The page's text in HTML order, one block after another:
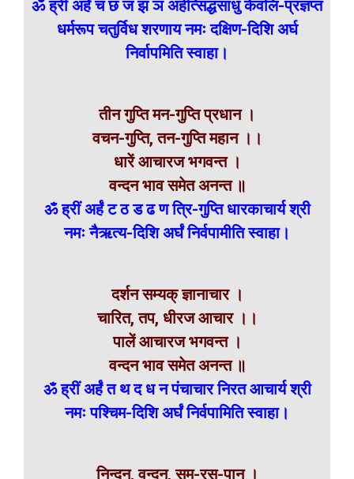
ॐ ह्रीं अर्हं च छ ज झ ञ अर्हत्सिद्धसाधु केवलि-प्रज्ञप्त
धर्मरूप चतुर्विध शरणाय नमः दक्षिण-दिशि अर्घ
निर्वापमिति स्वाहा।
तीन गुप्ति मन-गुप्ति प्रधान ।
वचन-गुप्ति, तन-गुप्ति महान ।।
धारें आचारज भगवन्त ।
वन्दन भाव समेत अनन्त ॥
ॐ ह्रीं अर्हं ट ठ ड ढ ण त्रि-गुप्ति धारकाचार्य श्री
नमः नैऋत्य-दिशि अर्घं निर्वपामीति स्वाहा।
दर्शन सम्यक् ज्ञानाचार ।
चारित, तप, धीरज आचार ।।
पालें आचारज भगवन्त ।
वन्दन भाव समेत अनन्त ॥
ॐ ह्रीं अर्हं त थ द ध न पंचाचार निरत आचार्य श्री
नमः पश्चिम-दिशि अर्घं निर्वपामिति स्वाहा।
निन्दन, वन्दन, सम-रस-पान ।